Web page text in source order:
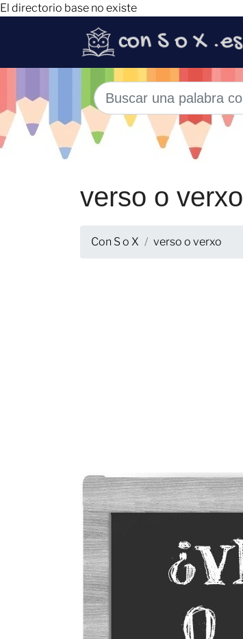
El directorio base no existe
verso o verxo
Con S o X verso o verxo